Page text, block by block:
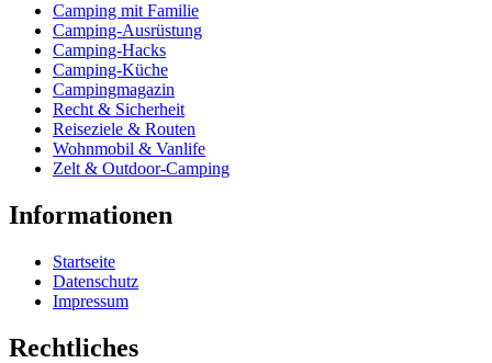
Camping mit Familie
Camping-Ausrüstung
Camping-Hacks
Camping-Küche
Campingmagazin
Recht & Sicherheit
Reiseziele & Routen
Wohnmobil & Vanlife
Zelt & Outdoor-Camping
Informationen
Startseite
Datenschutz
Impressum
Rechtliches